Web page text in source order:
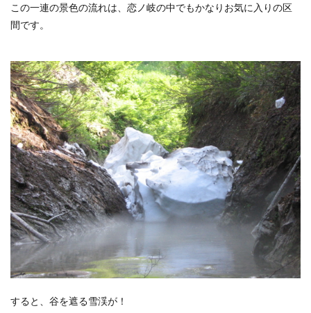
この一連の景色の流れは、恋ノ岐の中でもかなりお気に入りの区
間です。
すると、谷を遮る雪渓が！